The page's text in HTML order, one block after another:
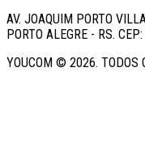
AV. JOAQUIM PORTO
PORTO ALEGRE - RS.
YOUCOM © 2026. TODOS